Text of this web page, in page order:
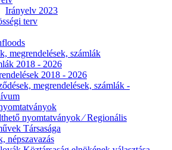
Irányelv 2023
terv
megrendelések, számlák
2018 - 2026
2018 - 2026
megrendelések, számlák -
nyomtatványok ⁄ Regionális
Társasága
népszavazás